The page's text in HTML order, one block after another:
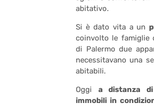
abitativo.
Si è dato vita a un
coinvolto le famiglie
di Palermo due
necessitavano una
abitabili.
Oggi a distanza
immobili in